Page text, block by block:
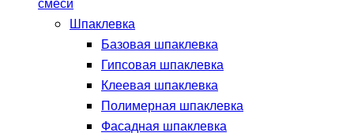
смеси
Шпаклевка
Базовая шпаклевка
Гипсовая шпаклевка
Клеевая шпаклевка
Полимерная шпаклевка
Фасадная шпаклевка